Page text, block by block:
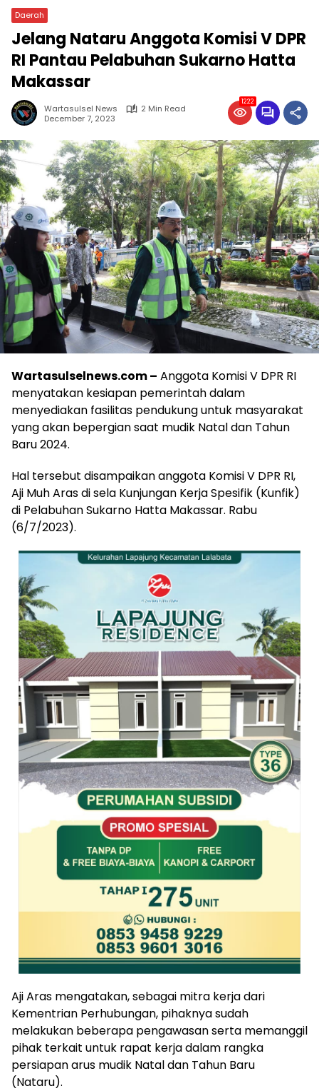
Daerah
Jelang Nataru Anggota Komisi V DPR
RI Pantau Pelabuhan Sukarno Hatta
Makassar
Wartasulsel News
2 Min Read
December 7, 2023
1222
Wartasulselnews.com – Anggota Komisi V DPR RI
menyatakan kesiapan pemerintah dalam
menyediakan fasilitas pendukung untuk masyarakat
yang akan bepergian saat mudik Natal dan Tahun
Baru 2024.
Hal tersebut disampaikan anggota Komisi V DPR RI,
Aji Muh Aras di sela Kunjungan Kerja Spesifik (Kunfik)
di Pelabuhan Sukarno Hatta Makassar. Rabu
(6/7/2023).
Aji Aras mengatakan, sebagai mitra kerja dari
Kementrian Perhubungan, pihaknya sudah
melakukan beberapa pengawasan serta memanggil
pihak terkait untuk rapat kerja dalam rangka
persiapan arus mudik Natal dan Tahun Baru
(Nataru).